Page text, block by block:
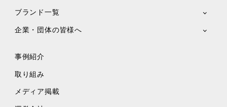
ブランド一覧
企業・団体の皆様へ
事例紹介
取り組み
メディア掲載